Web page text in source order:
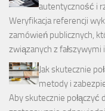
autentyczność i
Weryfikacja referencji
zamówień publicznych,
związanych z
Jak skutecznie
metody i
Aby skutecznie połączyć